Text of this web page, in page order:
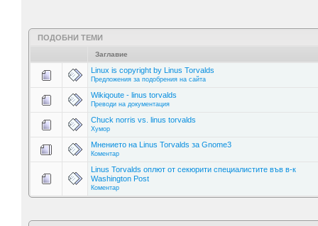
ПОДОБНИ ТЕМИ
Заглавие
Linux is copyright by Linus Torvalds
Предложения за подобрения на сайта
Wikiqoute - linus torvalds
Преводи на документация
Chuck norris vs. linus torvalds
Хумор
Мнението на Linus Torvalds за Gnome3
Коментар
Linus Torvalds оплют от секюрити специалистите във в-к
Washington Post
Коментар